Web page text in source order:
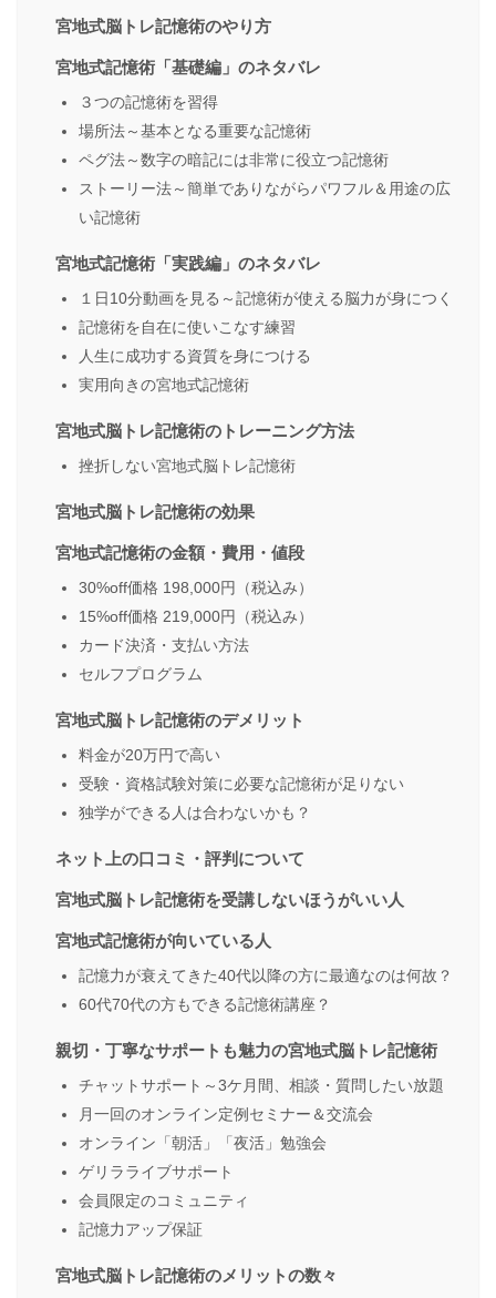
宮地式脳トレ記憶術のやり方
宮地式記憶術「基礎編」のネタバレ
３つの記憶術を習得
場所法～基本となる重要な記憶術
ペグ法～数字の暗記には非常に役立つ記憶術
ストーリー法～簡単でありながらパワフル＆用途の広
い記憶術
宮地式記憶術「実践編」のネタバレ
１日10分動画を見る～記憶術が使える脳力が身につく
記憶術を自在に使いこなす練習
人生に成功する資質を身につける
実用向きの宮地式記憶術
宮地式脳トレ記憶術のトレーニング方法
挫折しない宮地式脳トレ記憶術
宮地式脳トレ記憶術の効果
宮地式記憶術の金額・費用・値段
30%off価格 198,000円（税込み）
15%off価格 219,000円（税込み）
カード決済・支払い方法
セルフプログラム
宮地式脳トレ記憶術のデメリット
料金が20万円で高い
受験・資格試験対策に必要な記憶術が足りない
独学ができる人は合わないかも？
ネット上の口コミ・評判について
宮地式脳トレ記憶術を受講しないほうがいい人
宮地式記憶術が向いている人
記憶力が衰えてきた40代以降の方に最適なのは何故？
60代70代の方もできる記憶術講座？
親切・丁寧なサポートも魅力の宮地式脳トレ記憶術
チャットサポート～3ケ月間、相談・質問したい放題
月一回のオンライン定例セミナー＆交流会
オンライン「朝活」「夜活」勉強会
ゲリラライブサポート
会員限定のコミュニティ
記憶力アップ保証
宮地式脳トレ記憶術のメリットの数々